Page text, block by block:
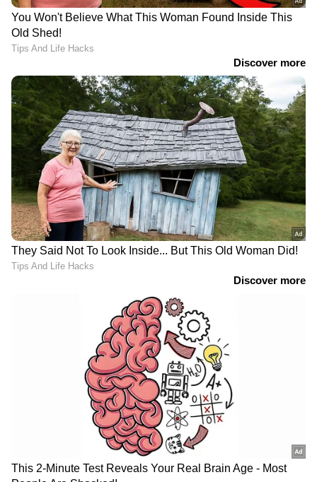
ഇന്ന് നടന്ന വാർഷിക യോഗത്തിൽ ഇ-
കൊമേഴ്‌സ് യൂണിറ്റിനെ വാട്ട്‌സ്ആപ്പുമായി
സംയോജിപ്പിക്കുന്നതിനെക്കുറിച്ചുള്ള
അവതരണത്തിനായി ഇഷയെ മുകേഷ്
ക്ഷണിച്ചു. റീട്ടെയിൽ ബിസിനസ്സ് ലീഡറായാണ്
അംബാനി ഇഷയെ പരിചയപ്പെടുത്തിയത്.
പിരാമൽ ഗ്രൂപ്പിലെ അജയ്, സ്വാതി പിരമൾ
ദമ്പതികളുടെ മകനായ ആനന്ദ് പിരമൽ ആണ്
ഇഷയെ വിവാഹം ചെയ്തിരിക്കുന്നത്.
സോളാർ, ബാറ്ററി, ഹൈഡ്രജൻ നിക്ഷേപങ്ങളിൽ
LATEST VIDEOS
കുന്നിറങ്ങാൻ കിലോമീറ്ററോളം
നടക്കണം; ജോസ്​ഗിരി
പൂർണമായും ഒറ്റപ്പെട്ടു
ദുരിതാശ്വാസ ക്യാമ്പുകൾ
നിറഞ്ഞതോടെ വെളളം കയറിയ
വീടുകളിൽ തന്നെ കഴിയുകയാണ്
മേൽപ്പാടത്തെ കുടുംബങ്ങൾ